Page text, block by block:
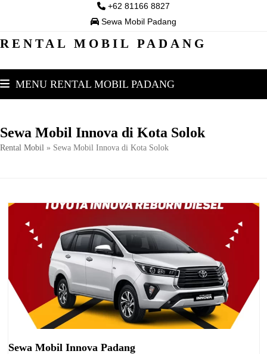
+62 81166 8827
Sewa Mobil Padang
RENTAL MOBIL PADANG
MENU RENTAL MOBIL PADANG
Sewa Mobil Innova di Kota Solok
Rental Mobil » Sewa Mobil Innova di Kota Solok
Sewa Mobil Innova Padang